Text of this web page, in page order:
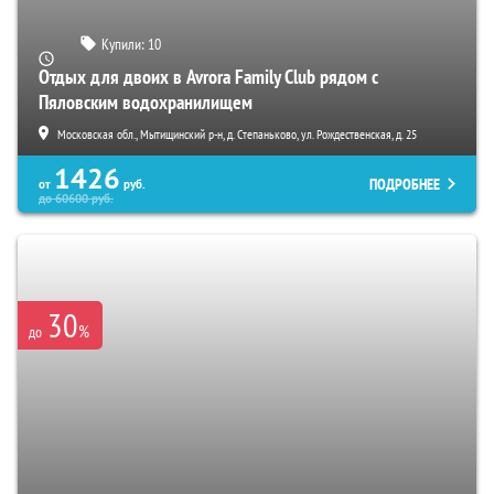
Купили: 10
Отдых для двоих в Avrora Family Club рядом с
Пяловским водохранилищем
Московская обл., Мытищинский р-н, д. Степаньково, ул. Рождественская, д. 25
от 1426 руб.
до60600руб.
ПОДРОБНЕЕ
до 30%